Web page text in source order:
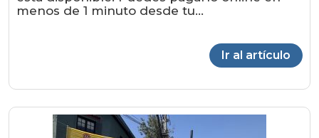
menos de 1 minuto desde tu...
Ir al artículo